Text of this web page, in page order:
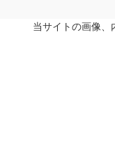
当サイトの画像